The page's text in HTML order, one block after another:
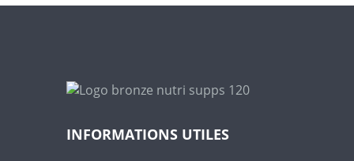
INFORMATIONS UTILES